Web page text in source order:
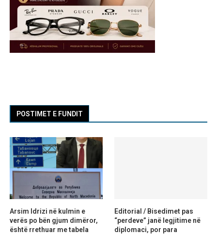
POSTIMET E FUNDIT
Arsim Idrizi në kulmin e
verës po bën gjum dimëror,
është rrethuar me tabela
Editorial / Bisedimet pas
“perdeve” janë legjitime në
diplomaci, por para